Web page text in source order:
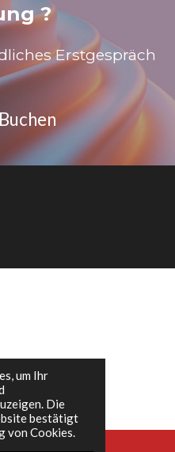
um Ihr
Die
bestätigt
von Cookies.
?
Erstgespräch